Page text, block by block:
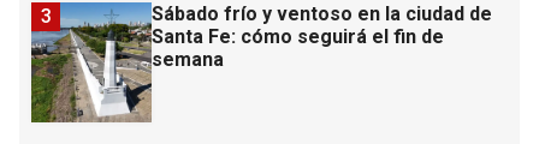
Sábado frío y ventoso en la ciudad de
Santa Fe: cómo seguirá el fin de
semana
3